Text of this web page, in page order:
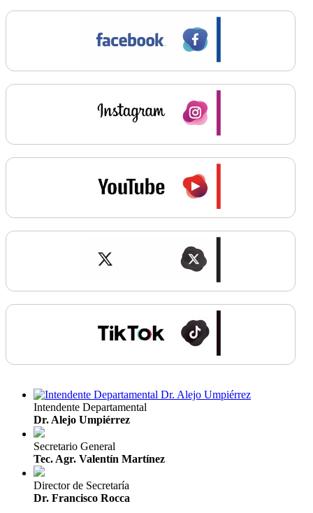
Intendente Departamental
Dr. Alejo Umpiérrez
Secretario General
Tec. Agr. Valentín Martínez
Director de Secretaría
Dr. Francisco Rocca